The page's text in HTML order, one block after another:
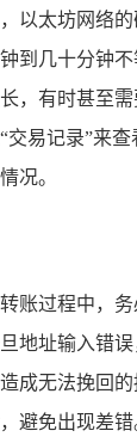
以太坊网络
到几十分钟
，有时甚至
交易记录”来
况。
账过程中，
地址输入错误
成无法挽回
避免出现差错